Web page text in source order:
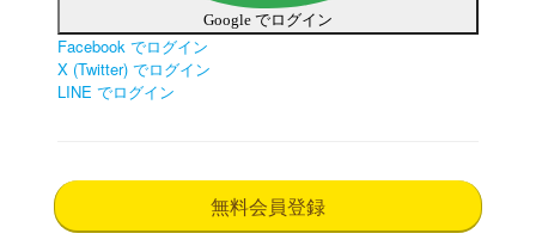
Google でログイン
Facebook でログイン
X (Twitter) でログイン
LINE でログイン
無料会員登録